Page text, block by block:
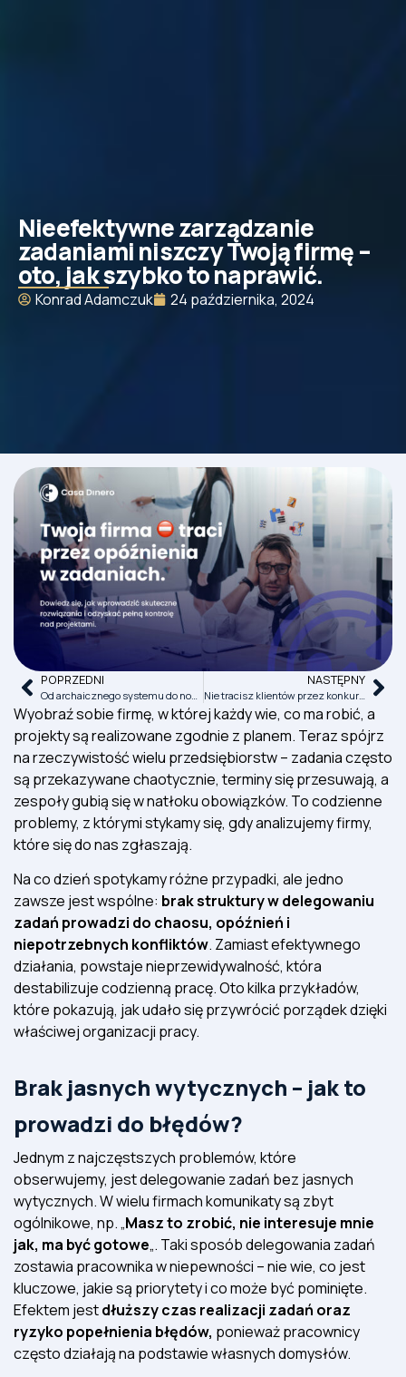
Nieefektywne zarządzanie
zadaniami niszczy Twoją firmę –
oto, jak szybko to naprawić.
Konrad Adamczuk 24 października, 2024
POPRZEDNI
Od archaicznego systemu do nowoczesnej produkcji. Twój przewodnik po aktualizacji technologicznej.
NASTĘPNY
Nie tracisz klientów przez konkurencję – tracisz ich przez własną obsługę.
Wyobraź sobie firmę, w której każdy wie, co ma robić, a
projekty są realizowane zgodnie z planem. Teraz spójrz
na rzeczywistość wielu przedsiębiorstw – zadania często
są przekazywane chaotycznie, terminy się przesuwają, a
zespoły gubią się w natłoku obowiązków. To codzienne
problemy, z którymi stykamy się, gdy analizujemy firmy,
które się do nas zgłaszają.
Na co dzień spotykamy różne przypadki, ale jedno
zawsze jest wspólne: brak struktury w delegowaniu
zadań prowadzi do chaosu, opóźnień i
niepotrzebnych konfliktów. Zamiast efektywnego
działania, powstaje nieprzewidywalność, która
destabilizuje codzienną pracę. Oto kilka przykładów,
które pokazują, jak udało się przywrócić porządek dzięki
właściwej organizacji pracy.
Brak jasnych wytycznych – jak to
prowadzi do błędów?
Jednym z najczęstszych problemów, które
obserwujemy, jest delegowanie zadań bez jasnych
wytycznych. W wielu firmach komunikaty są zbyt
ogólnikowe, np. „Masz to zrobić, nie interesuje mnie
jak, ma być gotowe„. Taki sposób delegowania zadań
zostawia pracownika w niepewności – nie wie, co jest
kluczowe, jakie są priorytety i co może być pominięte.
Efektem jestdłuższy czas realizacji zadań oraz
ryzyko popełnienia błędów, ponieważ pracownicy
często działają na podstawie własnych domysłów.